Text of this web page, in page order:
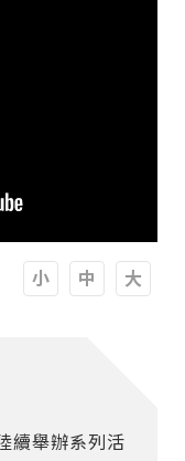
續舉辦系列活